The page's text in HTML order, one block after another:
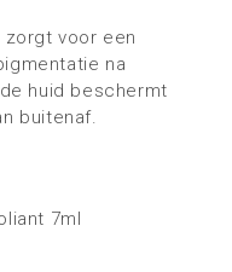
zorgt voor een
na
huid beschermt
buitenaf.
7ml